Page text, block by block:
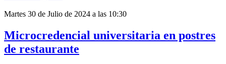
Martes 30 de Julio de 2024 a las 10:30
Microcredencial universitaria en postres
de restaurante